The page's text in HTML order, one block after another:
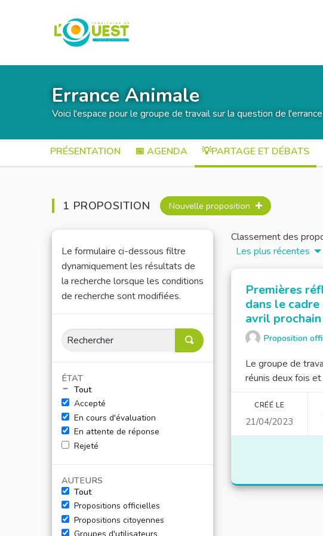
Errance Animale
Voici l'espace pour le groupe de travail sur la question de
PRÉSENTATION 📅 AGENDA 💡PARTAGE ET DÉBATS
1 PROPOSITION Nouvelle proposition
Le formulaire ci-dessous filtre
dynamiquement les résultats de
la recherche lorsque les conditions
de recherche sont modifiées.
ÉTAT
Tout
Accepté
En cours d'évaluation
En attente de réponse
Rejeté
AUTEURS
Tout
Propositions officielles
Propositions citoyennes
Classement des
Les plus récentes
Premières
dans le
avril prochain
Proposition
Le groupe de
réunis deux fois
CRÉÉ LE
21/04/2023